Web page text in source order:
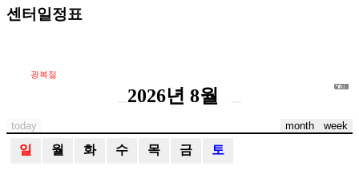
센터일정표
today
2026년 8월
month week
일 월 화 수 목 금 토
6.13
6.14
6.15
6.16
6.17
6.18
6.19
6.20
6.21
6.22
6.23
6.24
6.25
6.26
6.27
6.28
6.29
6.30
7.1
7.2
광복절
7.3
7.4
7.5
7.6
7.7
7.8
7.9
7.10
7.11
7.12
7.13
7.14
7.15
7.16
7.17
7.18
7.19
7.20
7.21
7.22
7.23
7.24